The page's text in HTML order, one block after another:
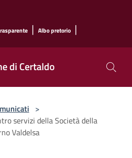
| Albo pretorio |
di Certaldo
>
servizi della Società della
Valdelsa